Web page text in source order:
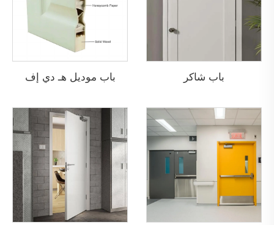
باب شاكر باب موديل هـ دي إف